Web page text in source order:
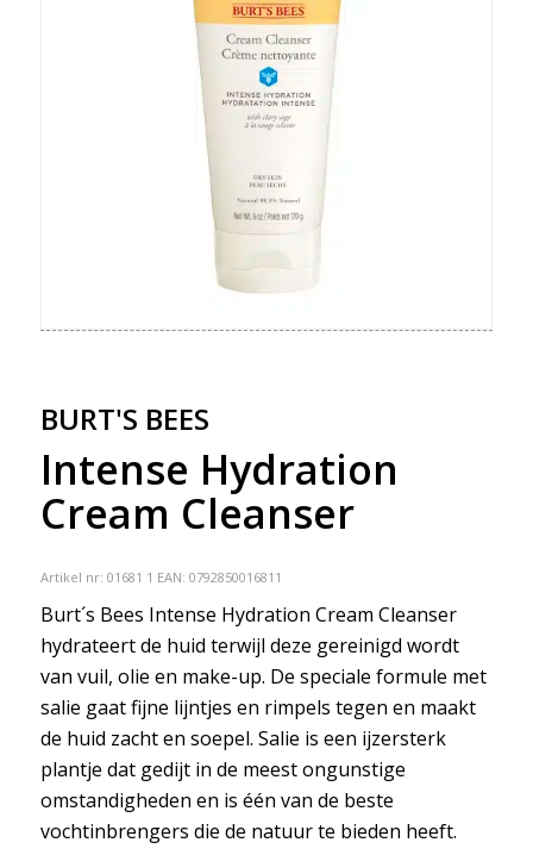
BURT'S BEES
Intense Hydration
Cream Cleanser
Artikel nr: 01681 1 EAN: 0792850016811
Burt´s Bees Intense Hydration Cream Cleanser
hydrateert de huid terwijl deze gereinigd wordt
van vuil, olie en make-up. De speciale formule met
salie gaat fijne lijntjes en rimpels tegen en maakt
de huid zacht en soepel. Salie is een ijzersterk
plantje dat gedijt in de meest ongunstige
omstandigheden en is één van de beste
vochtinbrengers die de natuur te bieden heeft.